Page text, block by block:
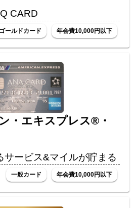
CARD
ゴールドカード 年会費10,000円以下
・エキスプレス®・
サービス&マイルが貯まる
一般カード 年会費10,000円以下